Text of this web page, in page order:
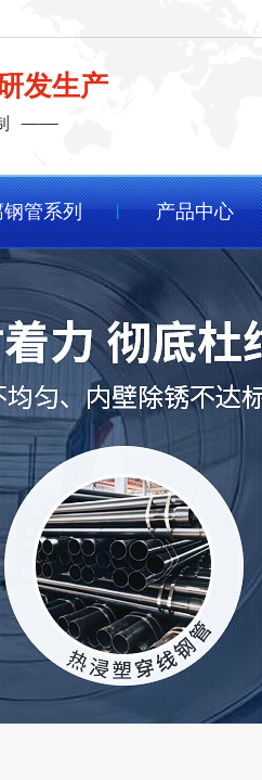
发生产
钢管系列 产品中心
客户成功案例
查看友元管道在各行业的成功应
了解客户对我们的评价。
查看全部 >